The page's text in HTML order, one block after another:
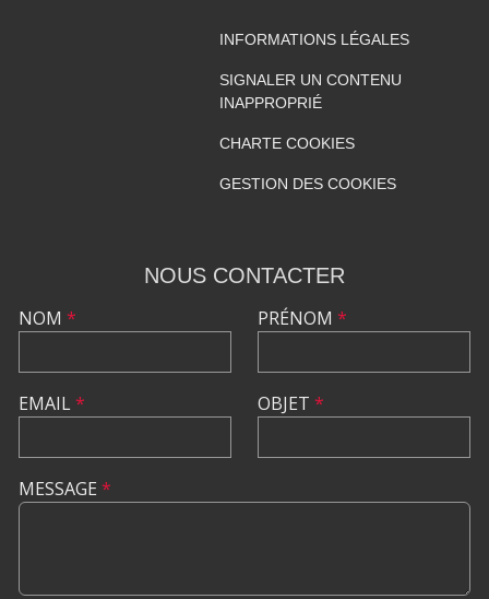
INFORMATIONS LÉGALES
SIGNALER UN CONTENU
INAPPROPRIÉ
CHARTE COOKIES
GESTION DES COOKIES
NOUS CONTACTER
NOM *
EMAIL*
PRÉNOM *
OBJET *
MESSAGE *